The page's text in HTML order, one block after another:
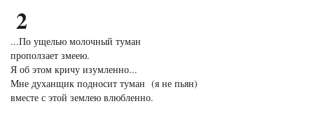
2
...По ущелью молочный туман
проползает змеею.
Я об этом кричу изумленно...
Мне духанщик подносит туман (я не пьян)
вместе с этой землею влюбленно.